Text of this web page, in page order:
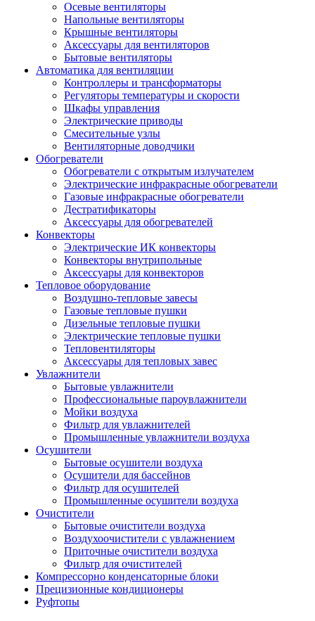
Осевые вентиляторы
Напольные вентиляторы
Крышные вентиляторы
Аксессуары для вентиляторов
Бытовые вентиляторы
Автоматика для вентиляции
Контроллеры и трансформаторы
Регуляторы температуры и скорости
Шкафы управления
Электрические приводы
Смесительные узлы
Вентиляторные доводчики
Обогреватели
Обогреватели с открытым излучателем
Электрические инфракрасные обогреватели
Газовые инфракрасные обогреватели
Дестратификаторы
Аксессуары для обогревателей
Конвекторы
Электрические ИК конвекторы
Конвекторы внутрипольные
Аксессуары для конвекторов
Тепловое оборудование
Воздушно-тепловые завесы
Газовые тепловые пушки
Дизельные тепловые пушки
Электрические тепловые пушки
Тепловентиляторы
Аксессуары для тепловых завес
Увлажнители
Бытовые увлажнители
Профессиональные пароувлажнители
Мойки воздуха
Фильтр для увлажнителей
Промышленные увлажнители воздуха
Осушители
Бытовые осушители воздуха
Осушители для бассейнов
Фильтр для осушителей
Промышленные осушители воздуха
Очистители
Бытовые очистители воздуха
Воздухоочистители с увлажнением
Приточные очистители воздуха
Фильтр для очистителей
Компрессорно конденсаторные блоки
Прецизионные кондиционеры
Руфтопы